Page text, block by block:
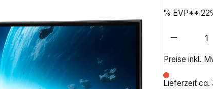
% EVP**
Preise inkl.
Lieferzeit ca.
Artikel